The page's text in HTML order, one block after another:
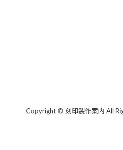
Copyright © 刻印製作案内 All